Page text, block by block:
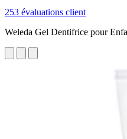
253 évaluations client
Weleda Gel Dentifrice pour